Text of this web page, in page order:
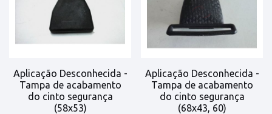
Aplicação Desconhecida -
Tampa de acabamento
do cinto segurança
(58x53)
Aplicação Desconhecida -
Tampa de acabamento
do cinto segurança
(68x43, 60)